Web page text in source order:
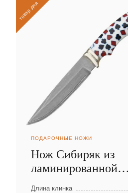
товар дня
ПОДАРОЧНЫЕ НОЖИ
Нож Сибиряк из
ламинированной
стали
Длина клинка